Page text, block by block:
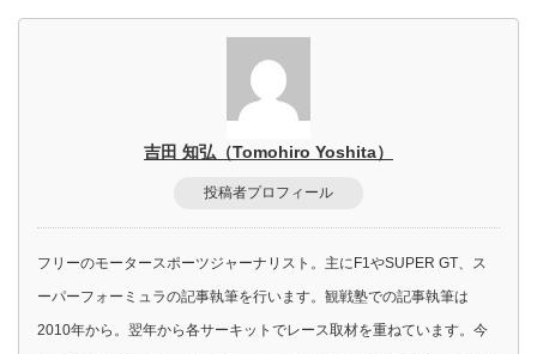
吉田 知弘（Tomohiro Yoshita）
投稿者プロフィール
フリーのモータースポーツジャーナリスト。主にF1やSUPER GT、ス
ーパーフォーミュラの記事執筆を行います。観戦塾での記事執筆は
2010年から。翌年から各サーキットでレース取材を重ねています。今